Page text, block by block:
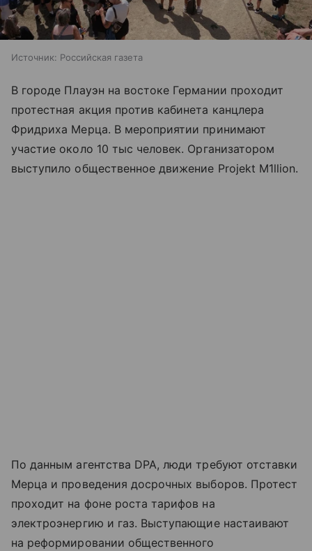
Источник: Российская газета
В городе Плауэн на востоке Германии проходит
протестная акция против кабинета канцлера
Фридриха Мерца. В мероприятии принимают
участие около 10 тыс человек. Организатором
выступило общественное движение Projekt M1llion.
По данным агентства DPA, люди требуют отставки
Мерца и проведения досрочных выборов. Протест
проходит на фоне роста тарифов на
электроэнергию и газ. Выступающие настаивают
на реформировании общественного